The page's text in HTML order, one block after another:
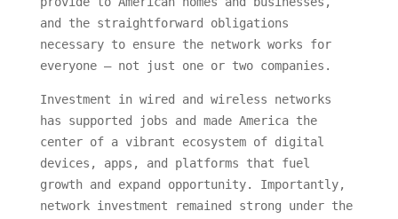
and the straightforward obligations
necessary to ensure the network works for
everyone — not just one or two companies.
Investment in wired and wireless networks
has supported jobs and made America the
center of a vibrant ecosystem of digital
devices, apps, and platforms that fuel
growth and expand opportunity. Importantly,
network investment remained strong under the